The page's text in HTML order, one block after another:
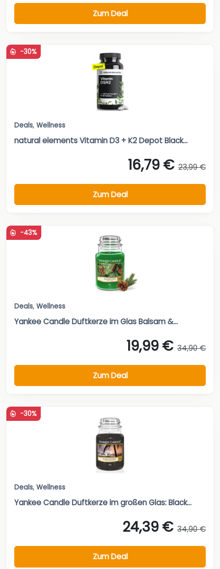
Zum Deal
-30%
Deals, Wellness
natural elements Vitamin D3 + K2 Depot Black...
16,79 € 23,99 €
Zum Deal
-43%
Deals, Wellness
Yankee Candle Duftkerze im Glas Balsam &...
19,99 € 34,90 €
Zum Deal
-30%
Deals, Wellness
Yankee Candle Duftkerze im großen Glas: Black...
24,39 € 34,90 €
Zum Deal